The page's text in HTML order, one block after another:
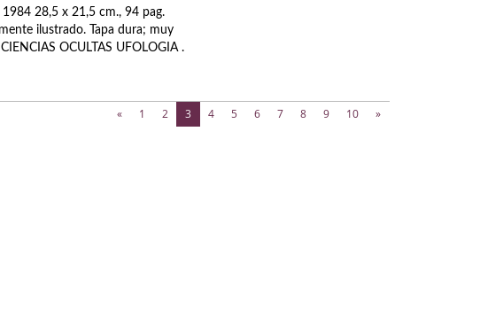
28,5 x 21,5 cm., 94 pag.
ilustrado. Tapa dura; muy
OCULTAS UFOLOGIA .
« 1 2 3 (current)
4 5 6 7 8 9 10 »